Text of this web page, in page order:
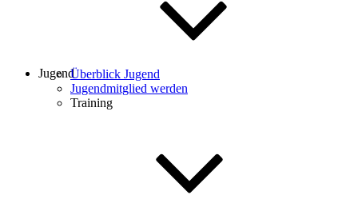
JugendÜberblick Jugend
Jugendmitglied werden
Training